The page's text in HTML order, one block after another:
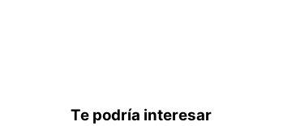
Te podría interesar